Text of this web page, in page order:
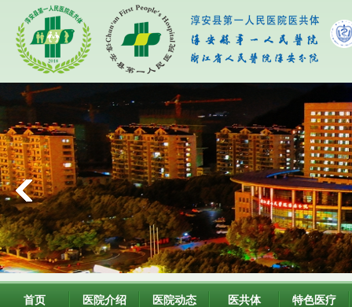
首页 医院介绍 医院动态 医共体 特色医疗